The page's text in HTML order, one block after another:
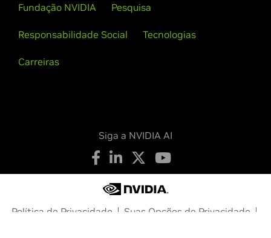
Fundação NVIDIA Pesquisa
Responsabilidade Social Tecnologias
Carreiras
Siga a NVIDIA AI
Política de Privacidade
Suas Opções de Privacidade